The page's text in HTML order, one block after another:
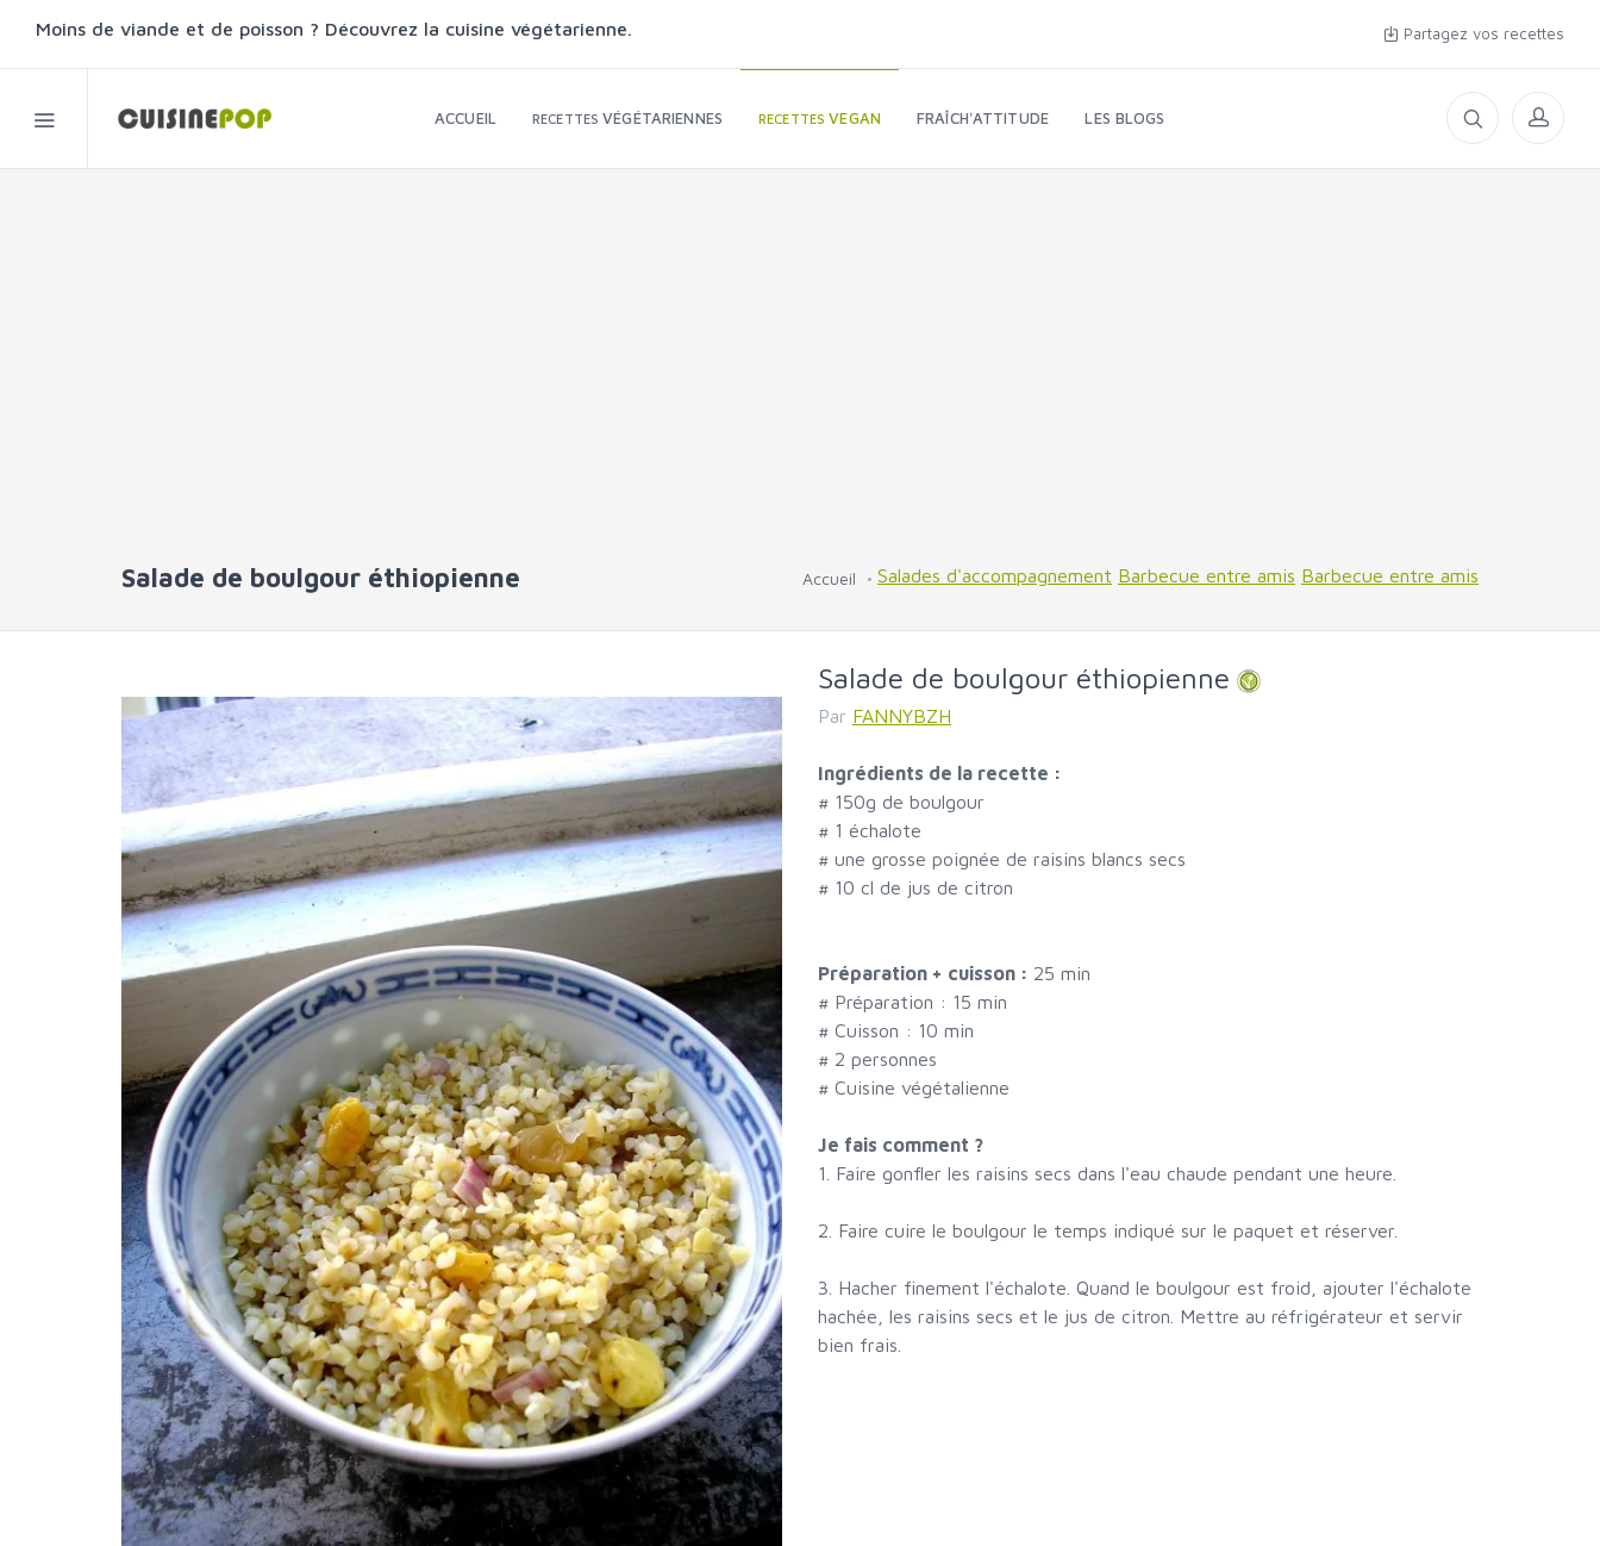
Moins de viande et de poisson ? Découvrez la cuisine végétarienne. Partagez vos recettes
ACCUEIL RECETTESVÉGÉTARIENNES RECETTESVEGAN FRAÎCH'ATTITUDE LES BLOGS
Salade de boulgour éthiopienne Accueil Salades d'accompagnement Barbecue entre amis Barbecue entre amis
Salade de boulgour éthiopienne
Par FANNYBZH
Ingrédients de la recette :
# 150g de boulgour
# 1 échalote
# une grosse poignée de raisins blancs secs
# 10 cl de jus de citron
Préparation + cuisson : 25 min
# Préparation : 15 min
# Cuisson : 10 min
# 2 personnes
# Cuisine végétalienne
Je fais comment ?
1. Faire gonfler les raisins secs dans l'eau chaude pendant une heure.
2. Faire cuire le boulgour le temps indiqué sur le paquet et réserver.
3. Hacher finement l'échalote. Quand le boulgour est froid, ajouter l'échalote
hachée, les raisins secs et le jus de citron. Mettre au réfrigérateur et servir
bien frais.